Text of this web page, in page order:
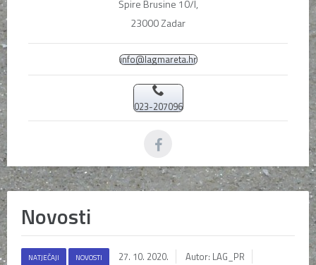
Špire Brusine 10/I,
23000 Zadar
info@lagmareta.hr
023-207096
Novosti
NATJEČAJI NOVOSTI 27. 10. 2020. Autor: LAG_PR